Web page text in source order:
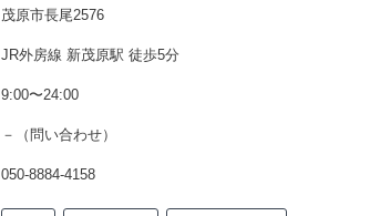
茂原市長尾2576
JR外房線 新茂原駅 徒歩5分
9:00〜24:00
－（問い合わせ）
050-8884-4158